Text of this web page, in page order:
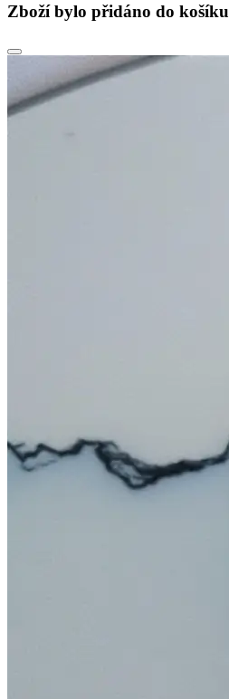
Zboží bylo přidáno do košíku